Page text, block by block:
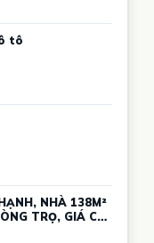
tô
NHÀ 138M²
TRỌ, GIÁ CHỈ